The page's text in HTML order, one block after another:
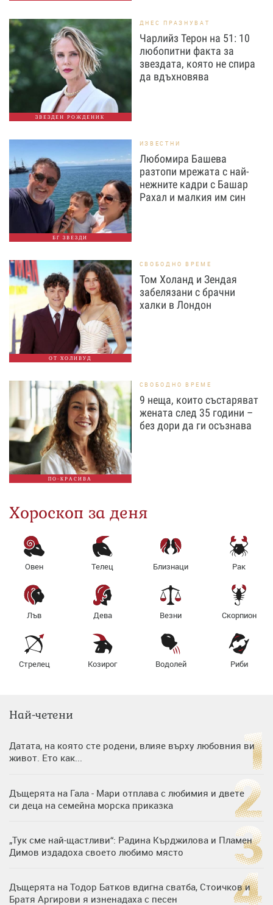
ЗВЕЗДЕН РОЖДЕНИК
ДНЕС ПРАЗНУВАТ
Чарлийз Терон на 51: 10
любопитни факта за
звездата, която не спира
да вдъхновява
БГ ЗВЕЗДИ
ИЗВЕСТНИ
Любомира Башева
разтопи мрежата с най-
нежните кадри с Башар
Рахал и малкия им син
ОТ ХОЛИВУД
СВОБОДНО ВРЕМЕ
Том Холанд и Зендая
забелязани с брачни
халки в Лондон
ПО-КРАСИВА
СВОБОДНО ВРЕМЕ
9 неща, които състаряват
жената след 35 години –
без дори да ги осъзнава
Хороскоп за деня
Овен Телец Близнаци Рак
Лъв Дева Везни Скорпион
Стрелец Козирог Водолей Риби
Най-четени
Датата, на която сте родени, влияе върху любовния ви
живот. Ето как...
Дъщерята на Гала - Мари отплава с любимия и двете
си деца на семейна морска приказка
„Тук сме най-щастливи“: Радина Кърджилова и Пламен
Димов издадоха своето любимо място
Дъщерята на Тодор Батков вдигна сватба, Стоичков и
Братя Аргирови я изненадаха с песен